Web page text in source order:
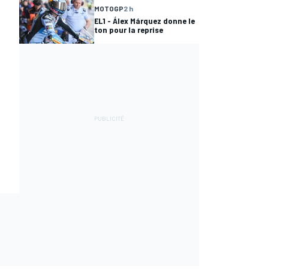
MOTOGP2 h
EL1 - Álex Márquez donne le
ton pour la reprise